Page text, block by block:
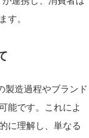
す。
製造過程やブランド
能です。これによ
に理解し、単なる